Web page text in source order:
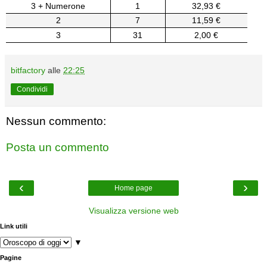
3 + Numerone
1
32,93 €
2
7
11,59 €
3
31 2,00 €
bitfactory alle 22:25
Condividi
Nessun commento:
Posta un commento
‹ ›
Home page
Visualizza versione web
Link utili
▼
Pagine